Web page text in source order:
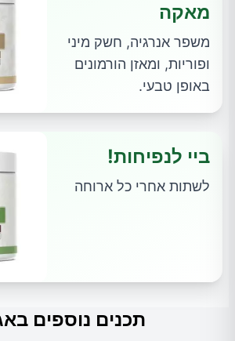
מאקה
משפר אנרגיה, חשק מיני
ופוריות, ומאזן הורמונים
באופן טבעי.
ביי לנפיחות!
לשתות אחרי כל ארוחה
תכנים נוספים